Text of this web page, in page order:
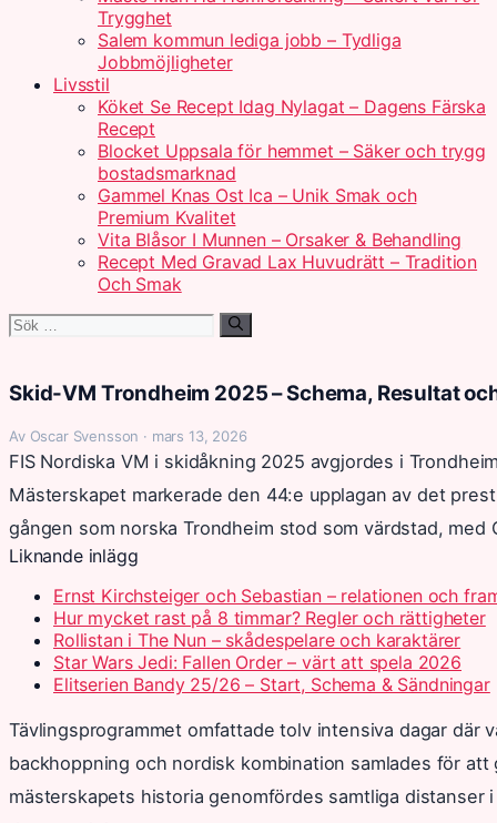
Trygghet
Salem kommun lediga jobb – Tydliga
Jobbmöjligheter
Livsstil
Köket Se Recept Idag Nylagat – Dagens Färska
Recept
Blocket Uppsala för hemmet – Säker och trygg
bostadsmarknad
Gammel Knas Ost Ica – Unik Smak och
Premium Kvalitet
Vita Blåsor I Munnen – Orsaker & Behandling
Recept Med Gravad Lax Huvudrätt – Tradition
Och Smak
Sök
Skid-VM Trondheim 2025 – Schema, Resultat
Av Oscar Svensson · mars 13, 2026
FIS Nordiska VM i skidåkning 2025 avgjordes i
Mästerskapet markerade den 44:e upplagan av det
gången som norska Trondheim stod som värdstad, med
Liknande inlägg
Ernst Kirchsteiger och Sebastian – relationen och
Hur mycket rast på 8 timmar? Regler och rättigheter
Rollistan i The Nun – skådespelare och karaktärer
Star Wars Jedi: Fallen Order – värt att spela 2026
Elitserien Bandy 25/26 – Start, Schema & Sändningar
Tävlingsprogrammet omfattade tolv intensiva dagar där
backhoppning och nordisk kombination samlades för
mästerskapets historia genomfördes samtliga distanser